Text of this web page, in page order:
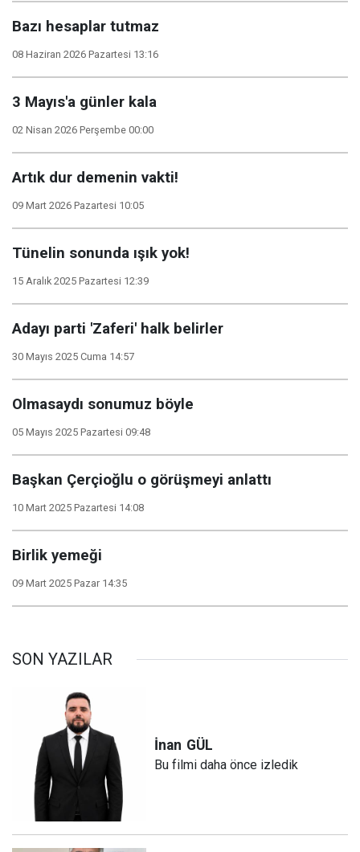
Bazı hesaplar tutmaz
08 Haziran 2026 Pazartesi 13:16
3 Mayıs'a günler kala
02 Nisan 2026 Perşembe 00:00
Artık dur demenin vakti!
09 Mart 2026 Pazartesi 10:05
Tünelin sonunda ışık yok!
15 Aralık 2025 Pazartesi 12:39
Adayı parti 'Zaferi' halk belirler
30 Mayıs 2025 Cuma 14:57
Olmasaydı sonumuz böyle
05 Mayıs 2025 Pazartesi 09:48
Başkan Çerçioğlu o görüşmeyi anlattı
10 Mart 2025 Pazartesi 14:08
Birlik yemeği
09 Mart 2025 Pazar 14:35
SON YAZILAR
İnan GÜL
Bu filmi daha önce izledik